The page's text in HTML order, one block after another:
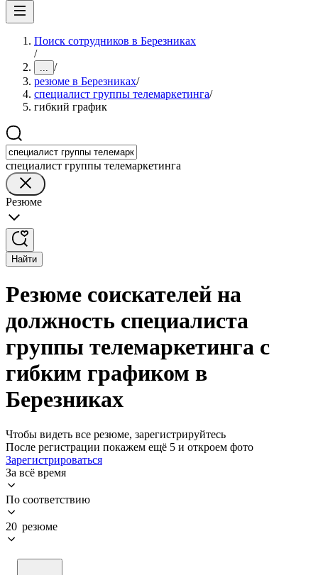
Поиск сотрудников в Березниках
/
... /
резюме в Березниках/
специалист группы телемаркетинга/
гибкий график
специалист группы телемаркетинга
Резюме
Найти
Резюме соискателей на
должность специалиста
группы телемаркетинга с
гибким графиком в
Березниках
Чтобы видеть все резюме, зарегистрируйтесь
После регистрации покажем ещё 5 и откроем фото
Зарегистрироваться
За всё время
По соответствию
20 резюме